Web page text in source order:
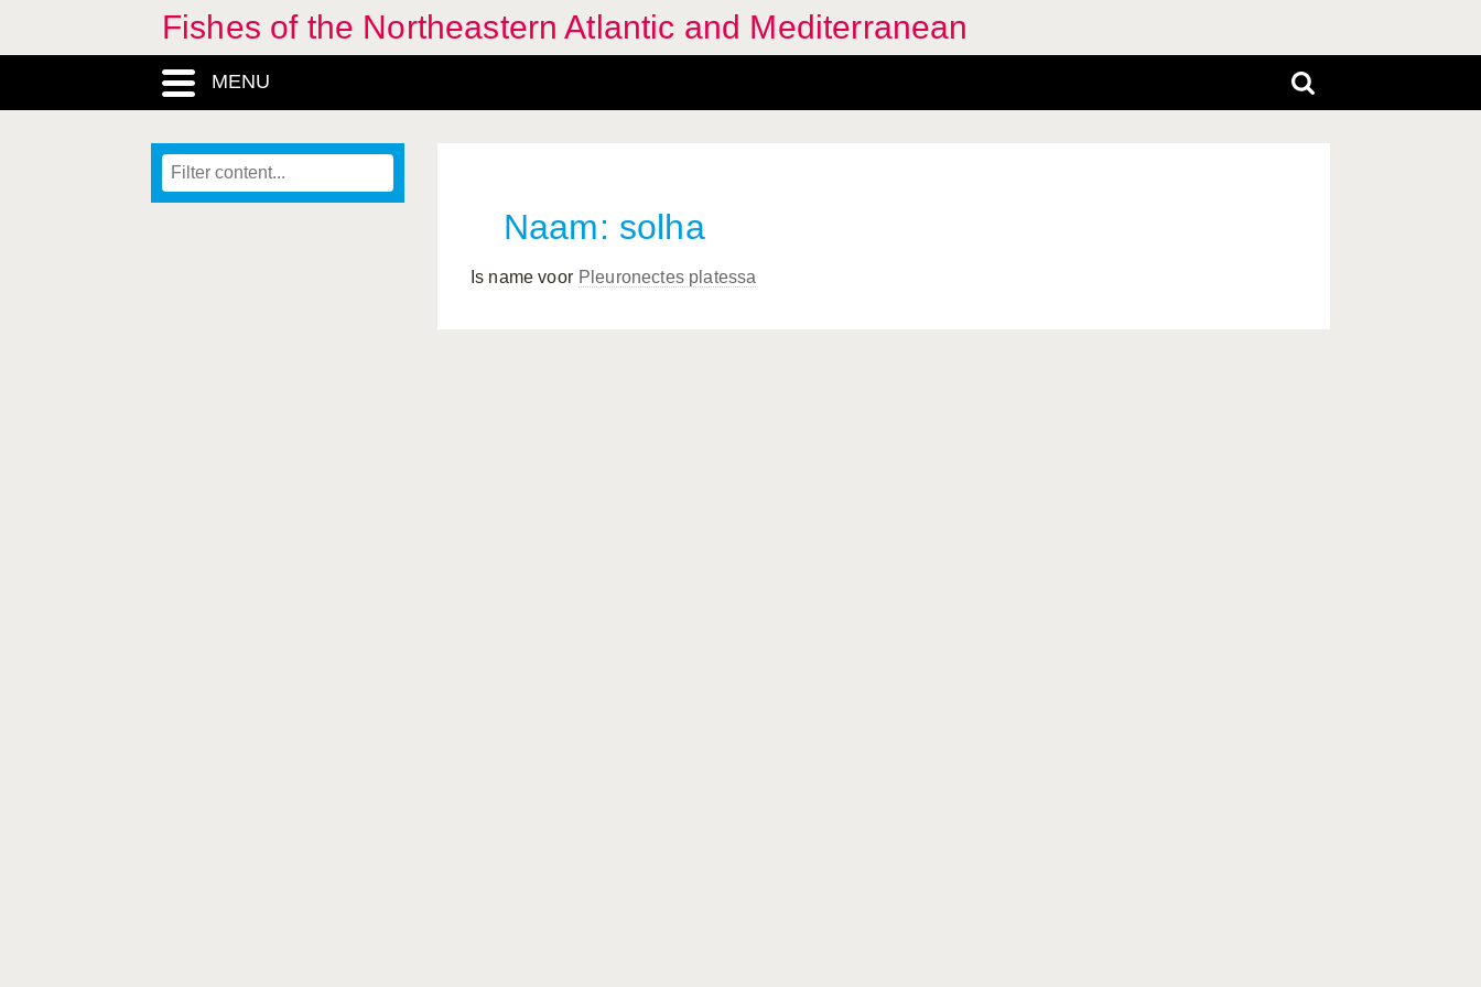
Fishes of the Northeastern Atlantic and Mediterranean
MENU
Naam: solha
Is name voor Pleuronectes platessa